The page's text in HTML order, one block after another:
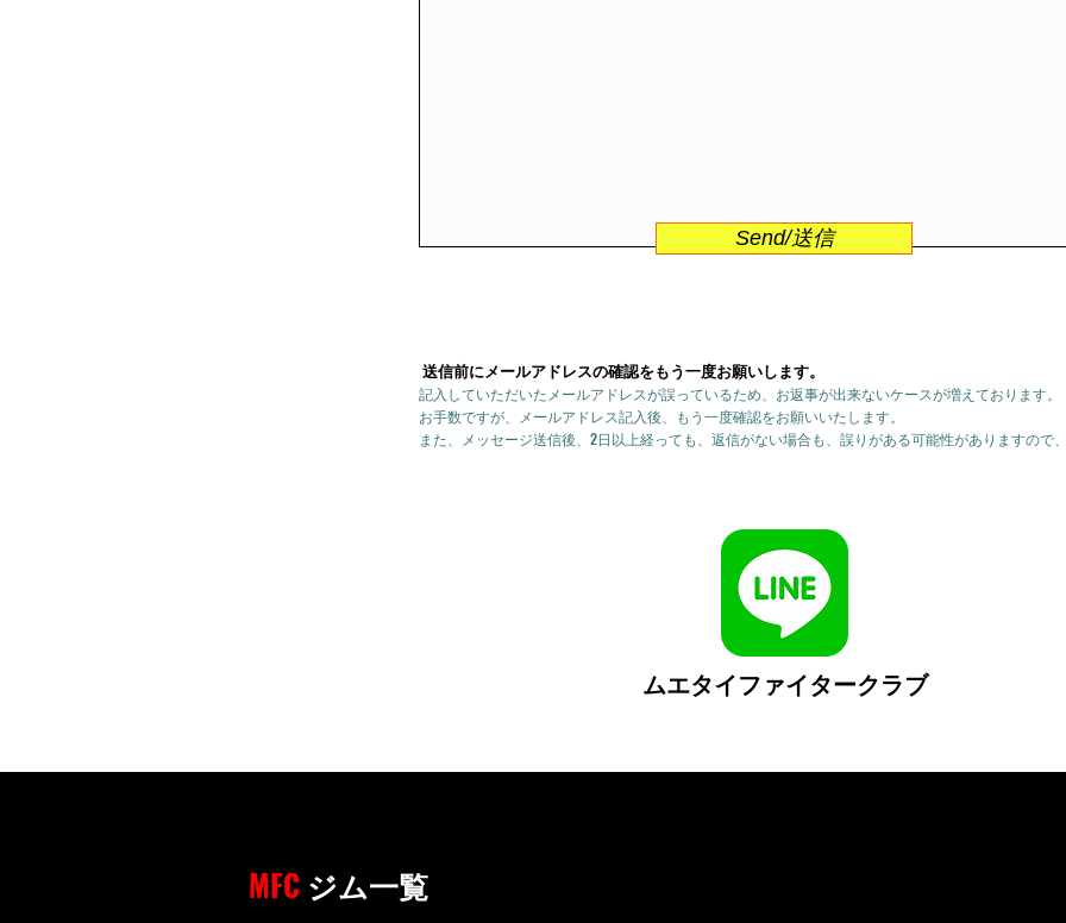
Send/送信
送信前にメールアドレスの確認をもう一度お願いします。
記入していただいたメールアドレスが誤っているため、お返事が出来ないケースが増えております。
お手数ですが、メールアドレス記入後、もう一度確認をお願いいたします。
また、メッセージ送信後、2日以上経っても、返信がない場合も、誤りがある可能性がありますので
ムエタイファイタークラブ
MFC ジム一覧